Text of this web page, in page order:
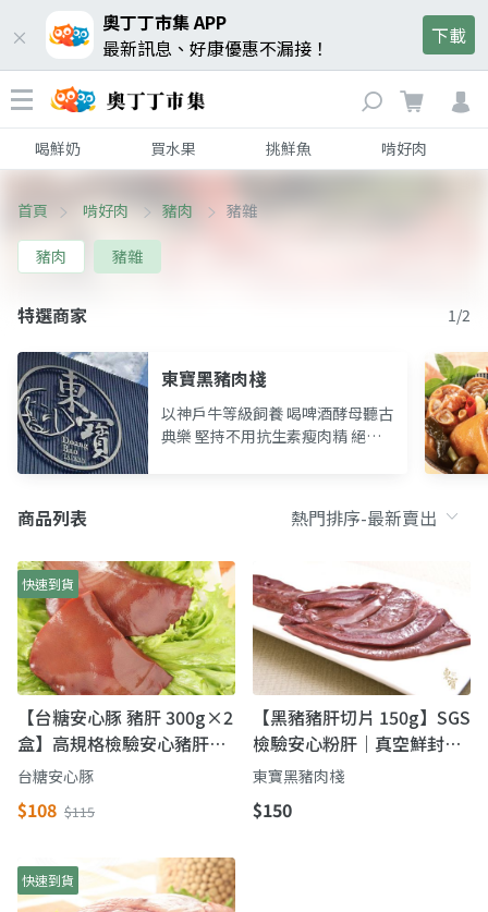
奧丁丁市集 APP
最新訊息、好康優惠不漏接！
下載
喝鮮奶 買水果 挑鮮魚 啃好肉
首頁 啃好肉 豬肉 豬雜
豬肉 豬雜
特選商家 1/2
東寶黑豬肉棧
以神戶牛等級飼養 喝啤酒酵母聽古
典樂 堅持不用抗生素瘦肉精 絕對
商品列表
快速到貨
【台糖安心豚 豬肝 300g×2
盒】高規格檢驗安心豬肝｜
低溫急凍・新鮮鎖住
台糖安心豚
$108 $115
【黑豬豬肝切片 150g】SGS
檢驗安心粉肝｜真空鮮封
150g 一包就上桌
東寶黑豬肉棧
$150
快速到貨